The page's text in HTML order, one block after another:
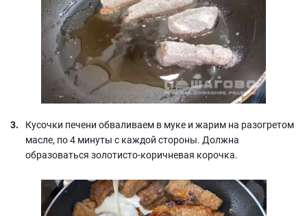
Кусочки печени обваливаем в муке и жарим на разогретом
масле, по 4 минуты с каждой стороны. Должна
образоваться золотисто-коричневая корочка.